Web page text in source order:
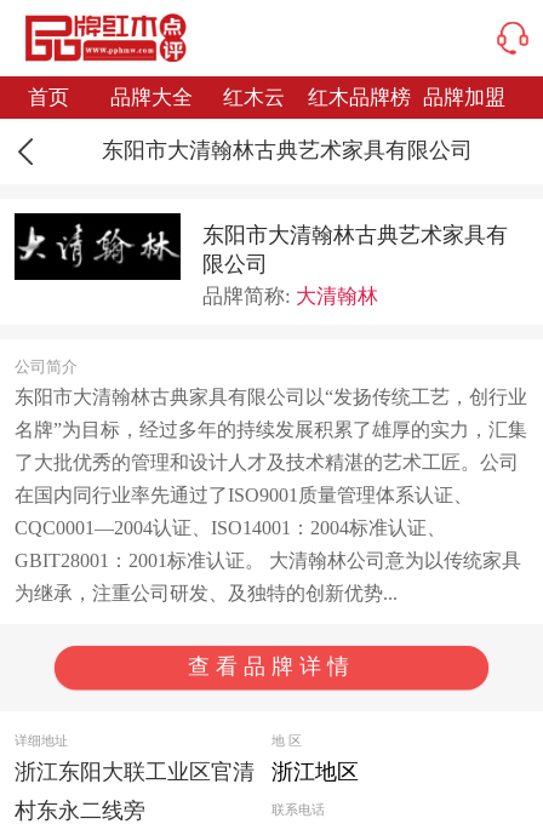
首页 品牌大全 红木云 红木品牌榜 品牌加盟
东阳市大清翰林古典艺术家具有限公司
东阳市大清翰林古典艺术家具有
限公司
品牌简称: 大清翰林
公司简介
东阳市大清翰林古典家具有限公司以“发扬传统工艺，创行业
名牌”为目标，经过多年的持续发展积累了雄厚的实力，汇集
了大批优秀的管理和设计人才及技术精湛的艺术工匠。公司
在国内同行业率先通过了ISO9001质量管理体系认证、
CQC0001—2004认证、ISO14001：2004标准认证、
GBIT28001：2001标准认证。 大清翰林公司意为以传统家具
为继承，注重公司研发、及独特的创新优势...
查看品牌详情
详细地址
浙江东阳大联工业区官清
村东永二线旁
地 区
浙江地区
联系电话